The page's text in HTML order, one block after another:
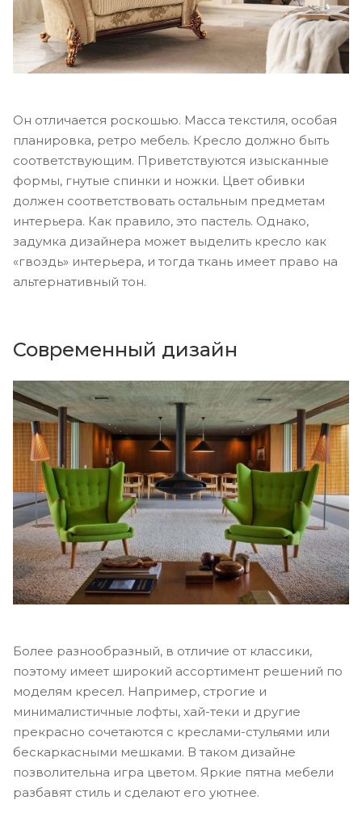
Он отличается роскошью. Масса текстиля, особая
планировка, ретро мебель. Кресло должно быть
соответствующим. Приветствуются изысканные
формы, гнутые спинки и ножки. Цвет обивки
должен соответствовать остальным предметам
интерьера. Как правило, это пастель. Однако,
задумка дизайнера может выделить кресло как
«гвоздь» интерьера, и тогда ткань имеет право на
альтернативный тон.
Современный дизайн
Более разнообразный, в отличие от классики,
поэтому имеет широкий ассортимент решений по
моделям кресел. Например, строгие и
минималистичные лофты, хай-теки и другие
прекрасно сочетаются с креслами-стульями или
бескаркасными мешками. В таком дизайне
позволительна игра цветом. Яркие пятна мебели
разбавят стиль и сделают его уютнее.